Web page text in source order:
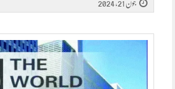
جون 21, 2024